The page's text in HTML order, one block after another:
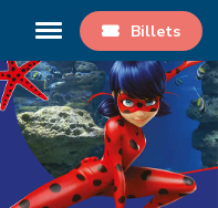
Billets